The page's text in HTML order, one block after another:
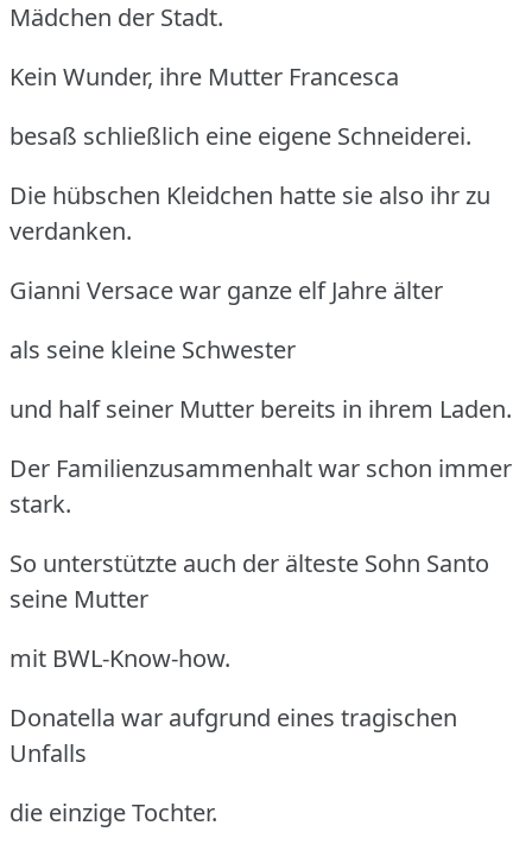
Mädchen der Stadt.
Kein Wunder, ihre Mutter Francesca
besaß schließlich eine eigene Schneiderei.
Die hübschen Kleidchen hatte sie also ihr zu
verdanken.
Gianni Versace war ganze elf Jahre älter
als seine kleine Schwester
und half seiner Mutter bereits in ihrem Laden.
Der Familienzusammenhalt war schon immer
stark.
So unterstützte auch der älteste Sohn Santo
seine Mutter
mit BWL-Know-how.
Donatella war aufgrund eines tragischen
Unfalls
die einzige Tochter.